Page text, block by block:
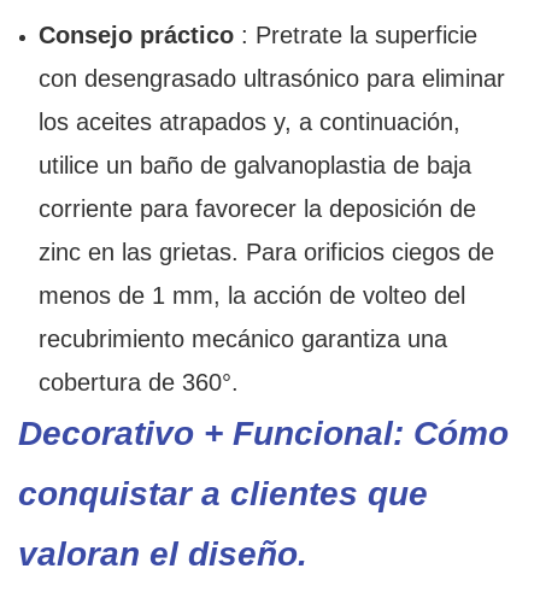
Consejo práctico: Pretrate la superficie
con desengrasado ultrasónico para eliminar
los aceites atrapados y, a continuación,
utilice un baño de galvanoplastia de baja
corriente para favorecer la deposición de
zinc en las grietas. Para orificios ciegos de
menos de 1 mm, la acción de volteo del
recubrimiento mecánico garantiza una
cobertura de 360°.
Decorativo + Funcional: Cómo
conquistar a clientes que
valoran el diseño.